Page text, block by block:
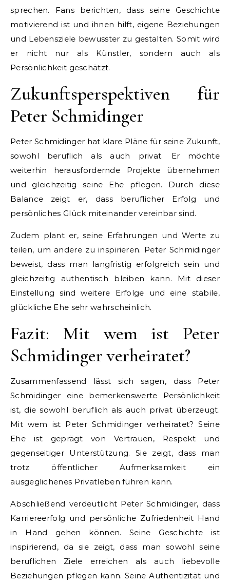
sprechen. Fans berichten, dass seine Geschichte
motivierend ist und ihnen hilft, eigene Beziehungen
und Lebensziele bewusster zu gestalten. Somit wird
er nicht nur als Künstler, sondern auch als
Persönlichkeit geschätzt.
Zukunftsperspektiven für
Peter Schmidinger
Peter Schmidinger hat klare Pläne für seine Zukunft,
sowohl beruflich als auch privat. Er möchte
weiterhin herausfordernde Projekte übernehmen
und gleichzeitig seine Ehe pflegen. Durch diese
Balance zeigt er, dass beruflicher Erfolg und
persönliches Glück miteinander vereinbar sind.
Zudem plant er, seine Erfahrungen und Werte zu
teilen, um andere zu inspirieren. Peter Schmidinger
beweist, dass man langfristig erfolgreich sein und
gleichzeitig authentisch bleiben kann. Mit dieser
Einstellung sind weitere Erfolge und eine stabile,
glückliche Ehe sehr wahrscheinlich.
Fazit: Mit wem ist Peter
Schmidinger verheiratet?
Zusammenfassend lässt sich sagen, dass Peter
Schmidinger eine bemerkenswerte Persönlichkeit
ist, die sowohl beruflich als auch privat überzeugt.
Mit wem ist Peter Schmidinger verheiratet? Seine
Ehe ist geprägt von Vertrauen, Respekt und
gegenseitiger Unterstützung. Sie zeigt, dass man
trotz öffentlicher Aufmerksamkeit ein
ausgeglichenes Privatleben führen kann.
Abschließend verdeutlicht Peter Schmidinger, dass
Karriereerfolg und persönliche Zufriedenheit Hand
in Hand gehen können. Seine Geschichte ist
inspirierend, da sie zeigt, dass man sowohl seine
beruflichen Ziele erreichen als auch liebevolle
Beziehungen pflegen kann. Seine Authentizität und